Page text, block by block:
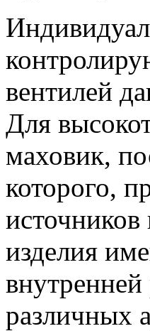
вентилей
Для
маховик,
которого,
источников
изделия
различных